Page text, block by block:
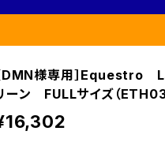
DMN様専用］Equestro
ーン FULLサイズ（